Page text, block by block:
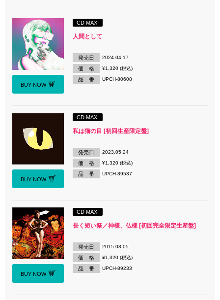
BUY NOW
CD MAXI
人間として
発売日 2024.04.17
価 格 ¥1,320 (税込)
品 番 UPCH-80608
BUY NOW
CD MAXI
私は猫の目 [初回生産限定盤]
発売日 2023.05.24
価 格 ¥1,320 (税込)
品 番 UPCH-89537
BUY NOW
CD MAXI
長く短い祭／神様、仏様 [初回完全限定生産盤]
発売日 2015.08.05
価 格 ¥1,320 (税込)
品 番 UPCH-89233